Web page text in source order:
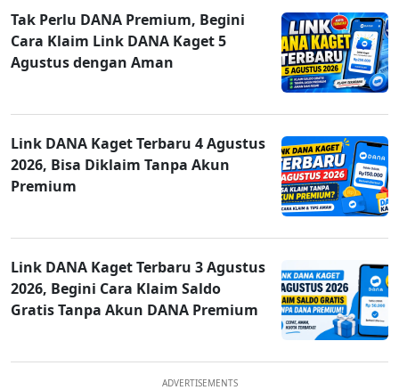
Tak Perlu DANA Premium, Begini
Cara Klaim Link DANA Kaget 5
Agustus dengan Aman
Link DANA Kaget Terbaru 4 Agustus
2026, Bisa Diklaim Tanpa Akun
Premium
Link DANA Kaget Terbaru 3 Agustus
2026, Begini Cara Klaim Saldo
Gratis Tanpa Akun DANA Premium
ADVERTISEMENTS